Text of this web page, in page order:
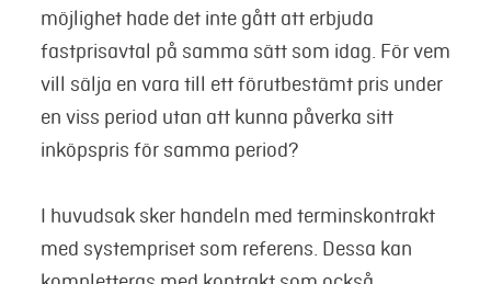
möjlighet hade det inte gått att erbjuda
fastprisavtal på samma sätt som idag. För vem
vill sälja en vara till ett förutbestämt pris under
en viss period utan att kunna påverka sitt
inköpspris för samma period?
I huvudsak sker handeln med terminskontrakt
med systempriset som referens. Dessa kan